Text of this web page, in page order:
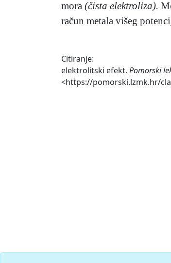
mora (čista elektroliza).
račun metala višeg
Citiranje:
elektrolitski efekt. Pomorski
<https://pomorski.lzmk.hr/